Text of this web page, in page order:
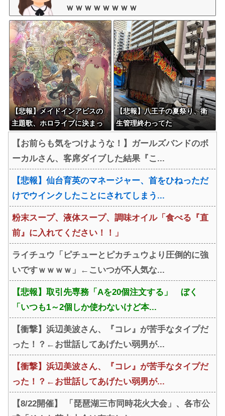
ｗｗｗｗｗｗｗｗ
【悲報】メイドインアビスの
主題歌、ホロライブに決まっ
【悲報】八王子の夏祭り、衛
生管理終わってた
【お前らも気をつけような！】ガールズバンドのボ
ーカルさん、客席ダイブした結果『こ...
【悲報】仙台育英のマネージャー、首をひねっただ
けでウインクしたことにされてしまう...
粉末スープ、液体スープ、調味オイル「食べる『直
前』に入れてください！！」
ライチュウ「ピチューとピカチュウより圧倒的に強
いですｗｗｗｗ」←こいつが不人気な...
【悲報】取引先専務「Aを20個注文する」 ぼく
「いつも1～2個しか使わないけど本...
【衝撃】浜辺美波さん、『コレ』が苦手なタイプだ
った！？←お世話してあげたい弱男が...
【衝撃】浜辺美波さん、『コレ』が苦手なタイプだ
った！？←お世話してあげたい弱男が...
【8/22開催】 「琵琶湖三市同時花火大会」、各市公